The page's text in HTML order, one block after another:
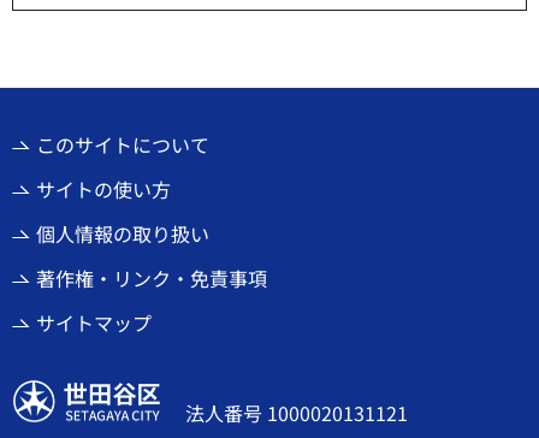
このサイトについて
サイトの使い方
個人情報の取り扱い
著作権・リンク・免責事項
サイトマップ
世田谷区
法人番号 1000020131121